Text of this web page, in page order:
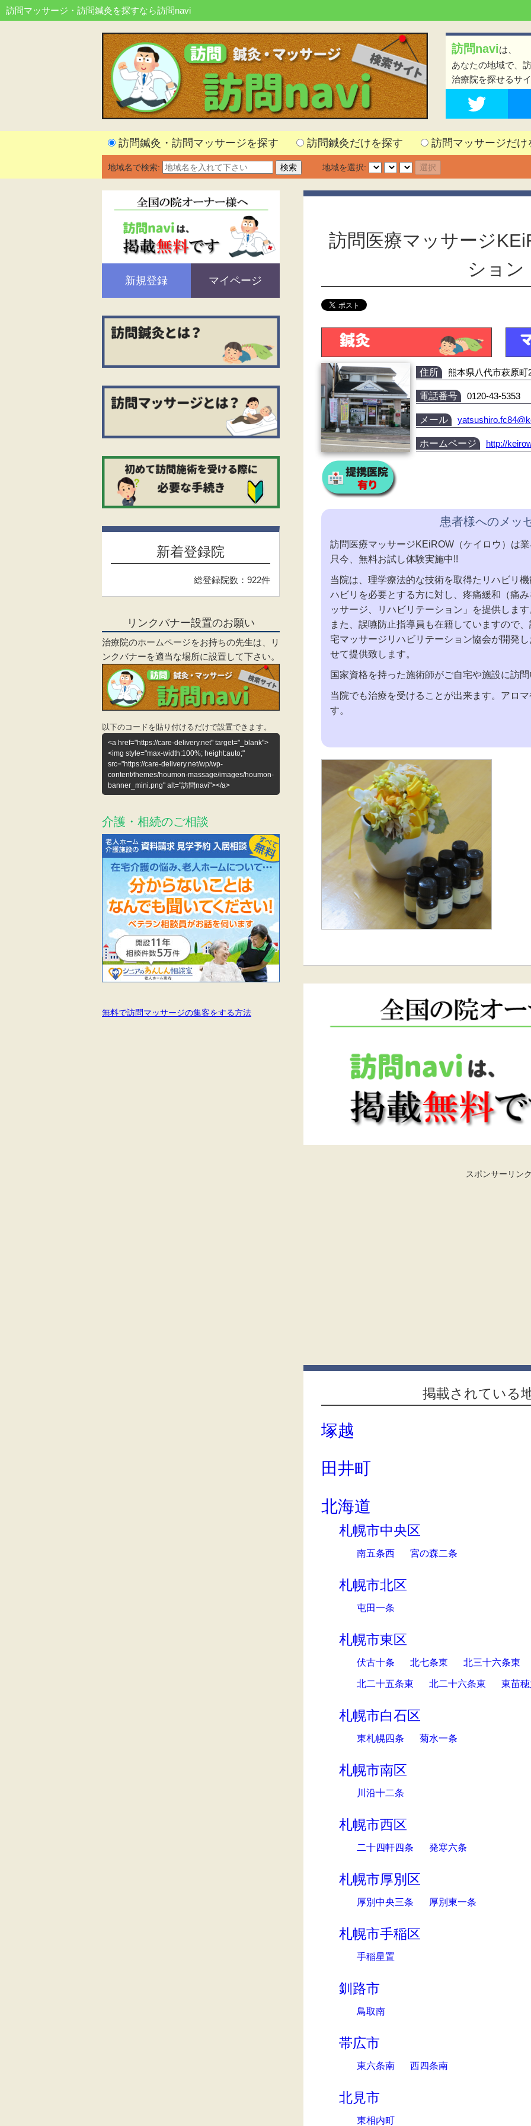
訪問マッサージ・訪問鍼灸を探すなら訪問navi
訪問naviは、
あなたの地域で、
治療院を探せるサ
訪問鍼灸・訪問マッサージを探す 訪問鍼灸だけを探す 訪問マッサージだけ
地域名で検索: 地域を選択:
訪問医療マッサージ
ション
住所 熊本県八代市萩原町
電話番号 0120-43-5353
メール
ホームページ http://
患者様へのメッ
訪問医療マッサージKEiROW（ケイロウ）は
只今、無料お試し体験実施中!!
当院は、理学療法的な技術を取得たリハビリ
ハビリを必要とする方に対し、疼痛緩和（痛
ッサージ、リハビリテーション」を提供しま
また、誤嚥防止指導員も在籍していますので
宅マッサージリハビリテーション協会が開発
せて提供致します。
国家資格を持った施術師がご自宅や施設に訪
当院でも治療を受けることが出来ます。アロ
す。
スポンサーリン
掲載されている
塚越
田井町
北海道
札幌市中央区
南五条西 宮の森二条
札幌市北区
屯田一条
札幌市東区
伏古十条 北七条東 北三十六条東
北二十五条東 北二十六条東 東苗
札幌市白石区
東札幌四条 菊水一条
札幌市南区
川沿十二条
札幌市西区
二十四軒四条 発寒六条
札幌市厚別区
厚別中央三条 厚別東一条
札幌市手稲区
手稲星置
釧路市
鳥取南
帯広市
東六条南 西四条南
北見市
東相内町
新規登録 マイページ
新着登録院
総登録院数：922件
リンクバナー設置のお願い
治療院のホームページをお持ちの先生は、リ
ンクバナーを適当な場所に設置して下さい。
以下のコードを貼り付けるだけで設置できます。
<a href="https://care-delivery.net" target="_blank">
<img style="max-width:100%; height:auto;"
src="https://care-delivery.net/wp/wp-
content/themes/houmon-massage/images/houmon-
banner_mini.png" alt="訪問navi"></a>
介護・相続のご相談
無料で訪問マッサージの集客をする方法